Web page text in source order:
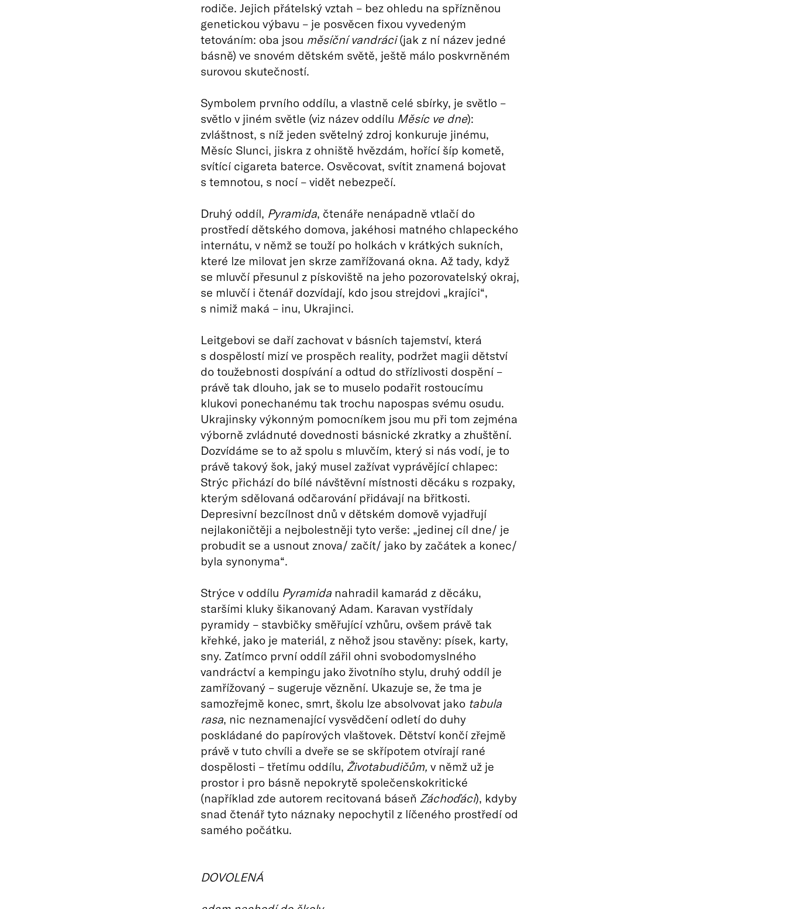
rodiče. Jejich přátelský vztah – bez ohledu na spřízněnou
genetickou výbavu – je posvěcen fixou vyvedeným
tetováním: oba jsou měsíčnívandráci(jak z ní název jedné
básně) ve snovém dětském světě, ještě málo poskvrněném
surovou skutečností.
Symbolem prvního oddílu, a vlastně celé sbírky, je světlo –
světlo v jiném světle (viz název oddílu Měsíc ve dne):
zvláštnost, s níž jeden světelný zdroj konkuruje jinému,
Měsíc Slunci, jiskra z ohniště hvězdám, hořící šíp kometě,
svítící cigareta baterce. Osvěcovat, svítit znamená bojovat
s temnotou, s nocí – vidět nebezpečí.
Druhý oddíl, Pyramida, čtenáře nenápadně vtlačí do
prostředí dětského domova, jakéhosi matného chlapeckého
internátu, v němž se touží po holkách v krátkých sukních,
které lze milovat jen skrze zamřížovaná okna. Až tady, když
se mluvčí přesunul z pískoviště na jeho pozorovatelský okraj,
se mluvčí i čtenář dozvídají, kdo jsou strejdovi „krajíci“,
s nimiž maká – inu, Ukrajinci.
Leitgebovi se daří zachovat v básních tajemství, která
s dospělostí mizí ve prospěch reality, podržet magii dětství
do toužebnosti dospívání a odtud do střízlivosti dospění –
právě tak dlouho, jak se to muselo podařit rostoucímu
klukovi ponechanému tak trochu napospas svému osudu.
Ukrajinsky výkonným pomocníkem jsou mu při tom zejména
výborně zvládnuté dovednosti básnické zkratky a zhuštění.
Dozvídáme se to až spolu s mluvčím, který si nás vodí, je to
právě takový šok, jaký musel zažívat vyprávějící chlapec:
Strýc přichází do bílé návštěvní místnosti děcáku s rozpaky,
kterým sdělovaná odčarování přidávají na břitkosti.
Depresivní bezcílnost dnů v dětském domově vyjadřují
nejlakoničtěji a nejbolestněji tyto verše: „jedinej cíl dne/ je
probudit se a usnout znova/ začít/ jako by začátek a konec/
byla synonyma“.
Strýce v oddílu Pyramidanahradil kamarád z děcáku,
staršími kluky šikanovaný Adam. Karavan vystřídaly
pyramidy – stavbičky směřující vzhůru, ovšem právě tak
křehké, jako je materiál, z něhož jsou stavěny: písek, karty,
sny. Zatímco první oddíl zářil ohni svobodomyslného
vandráctví a kempingu jako životního stylu, druhý oddíl je
zamřížovaný – sugeruje věznění. Ukazuje se, že tma je
samozřejmě konec, smrt, školu lze absolvovat jako tabula
rasa, nic neznamenající vysvědčení odletí do duhy
poskládané do papírových vlaštovek. Dětství končí zřejmě
právě v tuto chvíli a dveře se se skřípotem otvírají rané
dospělosti – třetímu oddílu, Životabudičům, v němž už je
prostor i pro básně nepokrytě společenskokritické
(například zde autorem recitovaná báseň Záchoďáci), kdyby
snad čtenář tyto náznaky nepochytil z líčeného prostředí od
samého počátku.
DOVOLENÁ